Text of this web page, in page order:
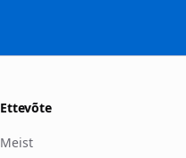
Ettevõte
Meist